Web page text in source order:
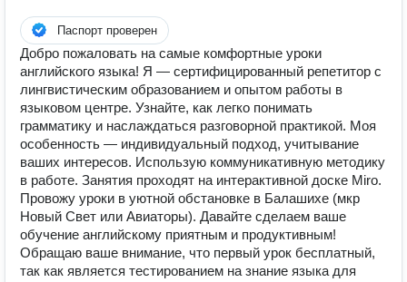
Паспорт проверен
Добро пожаловать на самые комфортные уроки
английского языка! Я — сертифицированный репетитор с
лингвистическим образованием и опытом работы в
языковом центре. Узнайте, как легко понимать
грамматику и наслаждаться разговорной практикой. Моя
особенность — индивидуальный подход, учитывание
ваших интересов. Использую коммуникативную методику
в работе. Занятия проходят на интерактивной доске Miro.
Провожу уроки в уютной обстановке в Балашихе (мкр
Новый Свет или Авиаторы). Давайте сделаем ваше
обучение английскому приятным и продуктивным!
Обращаю ваше внимание, что первый урок бесплатный,
так как является тестированием на знание языка для